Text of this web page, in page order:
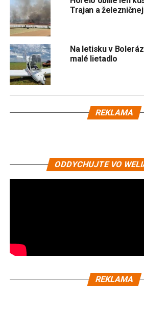
Trajan a
Na letisku v
malé lietadlo
REKLAMA
ODDYCHUJTE VO
REKLAMA